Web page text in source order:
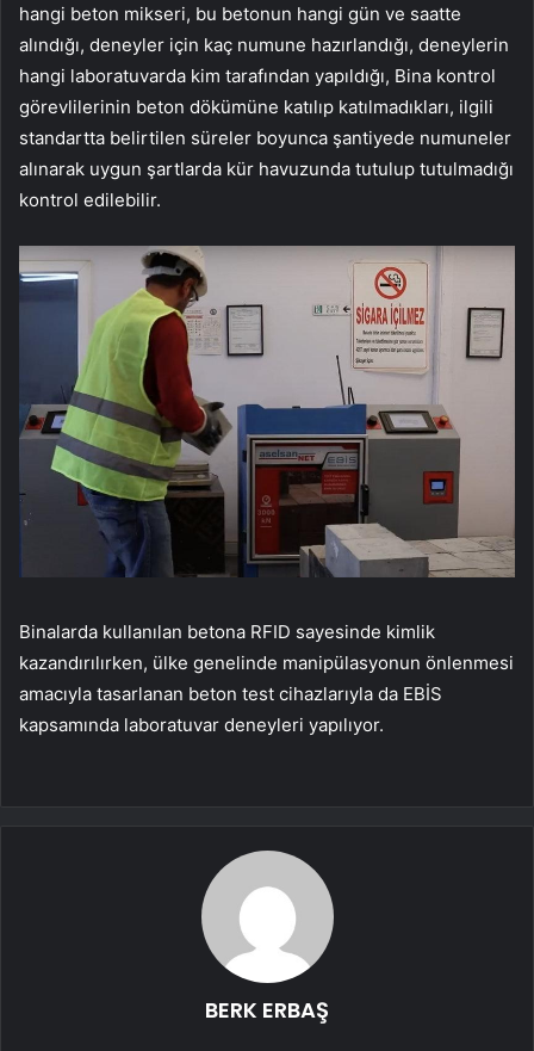
hangi beton mikseri, bu betonun hangi gün ve saatte
alındığı, deneyler için kaç numune hazırlandığı, deneylerin
hangi laboratuvarda kim tarafından yapıldığı, Bina kontrol
görevlilerinin beton dökümüne katılıp katılmadıkları, ilgili
standartta belirtilen süreler boyunca şantiyede numuneler
alınarak uygun şartlarda kür havuzunda tutulup tutulmadığı
kontrol edilebilir.
Binalarda kullanılan betona RFID sayesinde kimlik
kazandırılırken, ülke genelinde manipülasyonun önlenmesi
amacıyla tasarlanan beton test cihazlarıyla da EBİS
kapsamında laboratuvar deneyleri yapılıyor.
BERK ERBAŞ